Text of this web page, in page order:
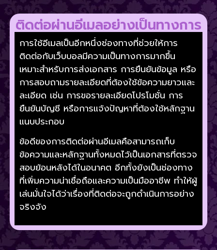
ติดต่อผ่านอีเมลอย่างเป็นทางการ
การใช้อีเมลเป็นอีกหนึ่งช่องทางที่ช่วยให้การ
ติดต่อกับเว็บบอลมีความเป็นทางการมากขึ้น
เหมาะสำหรับการส่งเอกสาร การยืนยันข้อมูล หรือ
การสอบถามรายละเอียดที่ต้องใช้ข้อความยาวและ
ละเอียด เช่น การขอรายละเอียดโปรโมชั่น การ
ยืนยันบัญชี หรือการแจ้งปัญหาที่ต้องใช้หลักฐาน
แนบประกอบ
ข้อดีของการติดต่อผ่านอีเมลคือสามารถเก็บ
ข้อความและหลักฐานทั้งหมดไว้เป็นเอกสารที่ตรวจ
สอบย้อนหลังได้ในอนาคต อีกทั้งยังเป็นช่องทาง
ที่เพิ่มความน่าเชื่อถือและความเป็นมืออาชีพ ทำให้ผู้
เล่นมั่นใจได้ว่าเรื่องที่ติดต่อจะถูกดำเนินการอย่าง
จริงจัง